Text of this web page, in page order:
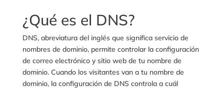
¿Qué es el DNS?
DNS, abreviatura del inglés que significa servicio de
nombres de dominio, permite controlar la configuración
de correo electrónico y sitio web de tu nombre de
dominio. Cuando los visitantes van a tu nombre de
dominio, la configuración de DNS controla a cuál